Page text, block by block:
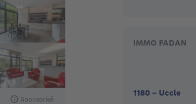
Sponsorisé
IMMO FADAN
1180 - Uccle